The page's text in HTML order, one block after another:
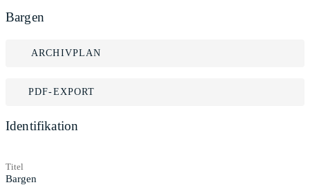
Bargen
ARCHIVPLAN
PDF-EXPORT
Identifikation
Titel
Bargen